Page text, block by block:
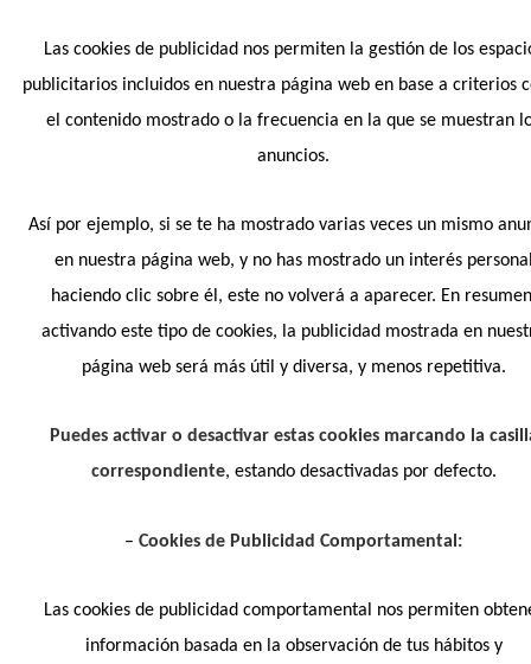
Las cookies de publicidad nos permiten la gestión de los
publicitarios incluidos en nuestra página web en base a criterios
el contenido mostrado o la frecuencia en la que se muestran
anuncios.
Así por ejemplo, si se te ha mostrado varias veces un mismo
en nuestra página web, y no has mostrado un interés
haciendo clic sobre él, este no volverá a aparecer. En
activando este tipo de cookies, la publicidad mostrada en
página web será más útil y diversa, y menos repetitiva.
Puedes activar o desactivar estas cookies marcando la
correspondiente, estando desactivadas por defecto.
–Cookies de Publicidad Comportamental:
Las cookies de publicidad comportamental nos permiten
información basada en la observación de tus hábitos y